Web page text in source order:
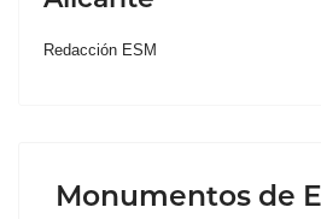
Redacción ESM
Monumentos de